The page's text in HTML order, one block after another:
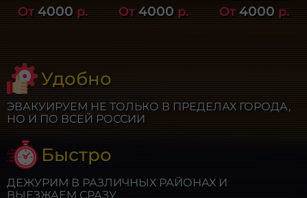
От4000 р. От 4000 р. От 4000 р.
Удобно
ЭВАКУИРУЕМ НЕ ТОЛЬКО В ПРЕДЕЛАХ ГОРОДА,
НО И ПО ВСЕЙ РОССИИ
Быстро
ДЕЖУРИМ В РАЗЛИЧНЫХ РАЙОНАХ И
ВЫЕЗЖАЕМ СРАЗУ